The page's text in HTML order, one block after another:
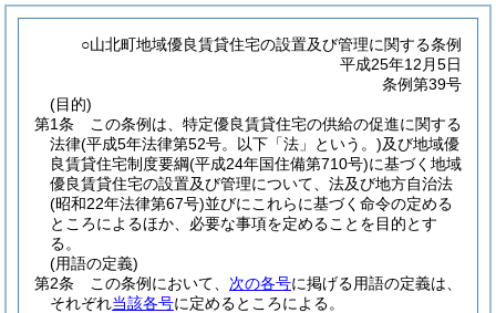
○山北町地域優良賃貸住宅の設置及び管理に関する条例
平成25年12月5日
条例第39号
(目的)
第1条
この条例は、特定優良賃貸住宅の供給の促進に関する
法律(平成5年法律第52号。以下「法」という。)及び地域優
良賃貸住宅制度要綱(平成24年国住備第710号)に基づく地域
優良賃貸住宅の設置及び管理について、法及び地方自治法
(昭和22年法律第67号)並びにこれらに基づく命令の定める
ところによるほか、必要な事項を定めることを目的とす
る。
(用語の定義)
第2条
この条例において、 次の各号に掲げる用語の定義は、
それぞれ当該各号に定めるところによる。